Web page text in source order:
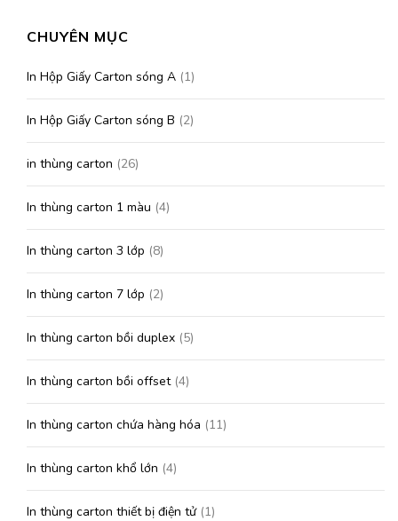
CHUYÊN MỤC
In Hộp Giấy Carton sóng A (1)
In Hộp Giấy Carton sóng B (2)
in thùng carton (26)
In thùng carton 1 màu (4)
In thùng carton 3 lớp (8)
In thùng carton 7 lớp (2)
In thùng carton bồi duplex (5)
In thùng carton bồi offset(4)
In thùng carton chứa hàng hóa (11)
In thùng carton khổ lớn (4)
In thùng carton thiết bị điện tử(1)